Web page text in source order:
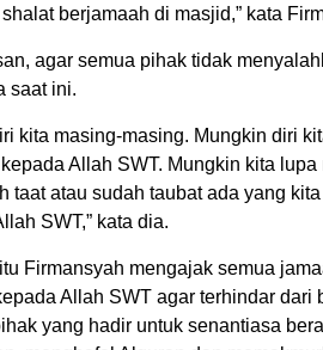
berjamaah di masjid,” kata
agar semua pihak tidak
saat ini.
kita masing-masing. Mungkin diri
Allah SWT. Mungkin kita
taat atau sudah taubat ada yang
SWT,” kata dia.
Firmansyah mengajak semua
Allah SWT agar terhindar
yang hadir untuk senantiasa